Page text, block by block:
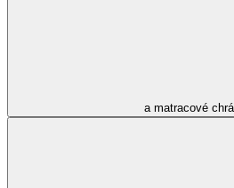
a matracové